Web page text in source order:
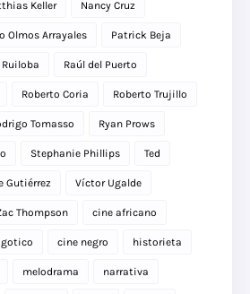
Keller Nancy Cruz
Olmos Arrayales Patrick Beja
Ruiloba Raúl del Puerto
Roberto Coria Roberto Trujillo
Tomasso Ryan Prows
Stephanie Phillips Ted
Gutiérrez Víctor Ugalde
Thompson cine africano
cine negro historieta
melodrama narrativa